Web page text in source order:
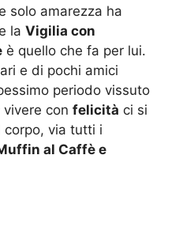
solo amarezza ha
la Vigilia con
è quello che fa per lui.
e di pochi amici
periodo vissuto
vivere con felicità ci si
corpo, via tutti i
al Caffè e